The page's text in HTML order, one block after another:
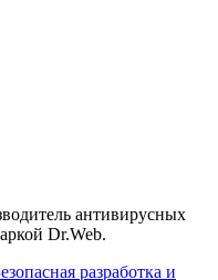
антивирусных
Dr.Web.
разработка и